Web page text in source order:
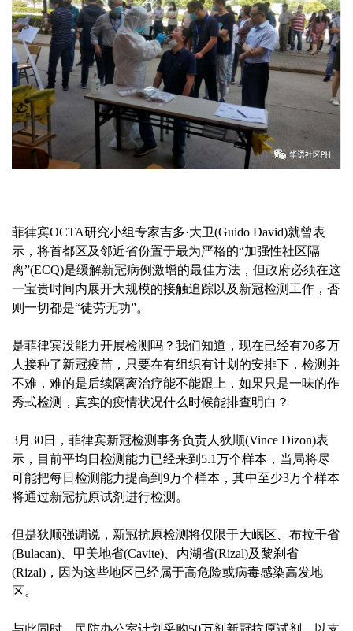
菲律宾OCTA研究小组专家吉多·大卫(Guido David)就曾表
示，将首都区及邻近省份置于最为严格的“加强性社区隔
离”(ECQ)是缓解新冠病例激增的最佳方法，但政府必须在这
一宝贵时间内展开大规模的接触追踪以及新冠检测工作，否
则一切都是“徒劳无功”。
是菲律宾没能力开展检测吗？我们知道，现在已经有70多万
人接种了新冠疫苗，只要在有组织有计划的安排下，检测并
不难，难的是后续隔离治疗能不能跟上，如果只是一味的作
秀式检测，真实的疫情状况什么时候能排查明白？
3月30日，菲律宾新冠检测事务负责人狄顺(Vince Dizon)表
示，目前平均日检测能力已经来到5.1万个样本，当局将尽
可能把每日检测能力提高到9万个样本，其中至少3万个样本
将通过新冠抗原试剂进行检测。
但是狄顺强调说，新冠抗原检测将仅限于大岷区、布拉干省
(Bulacan)、甲美地省(Cavite)、内湖省(Rizal)及黎刹省
(Rizal)，因为这些地区已经属于高危险或病毒感染高发地
区。